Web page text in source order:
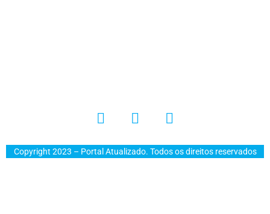
Copyright 2023 – Portal Atualizado. Todos os direitos reservados